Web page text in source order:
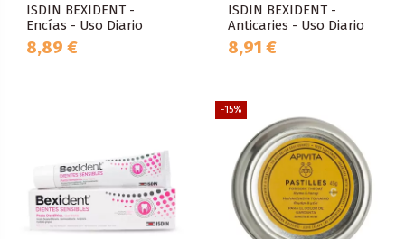
ISDIN BEXIDENT -
Encías - Uso Diario
8,89 €
ISDIN BEXIDENT -
Anticaries - Uso Diario
8,91 €
-15%